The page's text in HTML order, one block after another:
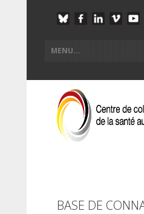
BASE DE